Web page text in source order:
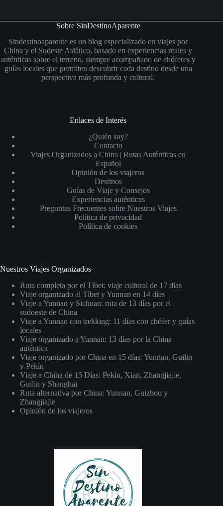
Sobre SinDestinoAparente
Sindestinoaparente es un blog especializado en viajes por
China y el Sudeste Asiático, basado en experiencias reales y
auténticas sobre el terreno, siempre acompañado de chóferes y
guías locales que permiten descubrir cada destino desde una
perspectiva más profunda y cultural.
Enlaces de Interés
¿Quién soy?
Contacto
Viajes Organizados a China | Rutas Auténticas en
Español
Opinión de los viajeros
Destinos
Guías de Viaje y Consejos
Experiencias auténticas
Preguntas Frecuentes sobre Nuestros Viajes
Política de privacidad
Política de cookies
Nuestros Viajes Organizados
Ruta completa por el Tíbet: viaje cultural de 17 días
Viaje organizado al Tíbet y Yunnan en 14 días
Viaje a Yunnan y Sichuan: ruta de 13 días por el
sudoeste de China
Viaje a Yunnan con trekking: 11 días con chófer y guías
locales
Viaje organizado a Yunnan: 13 días por la China
auténtica
Viaje organizado por China en 15 días: Yunnan, Guilin
y Pekín
Viaje a China de 15 Días: Pekín, Xian, Zhangjiajie,
Guilin y Shanghai
Ruta alternativa por China: Yunnan, Guizhou y
Zhangjiajie
Opinión de los viajeros